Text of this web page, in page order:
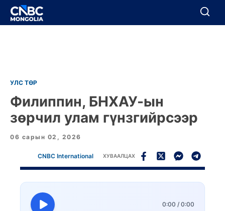
BREAKING
Цуцлах
УЛС ТӨР
Филиппин, БНХАУ-ын
зөрчил улам гүнзгийрсээр
06 сарын 02, 2026
CNBC International ХУВААЛЦАХ
0:00 / 0:00